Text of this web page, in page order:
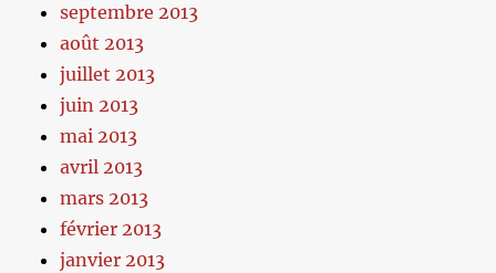
septembre 2013
août 2013
juillet 2013
juin 2013
mai 2013
avril 2013
mars 2013
février 2013
janvier 2013